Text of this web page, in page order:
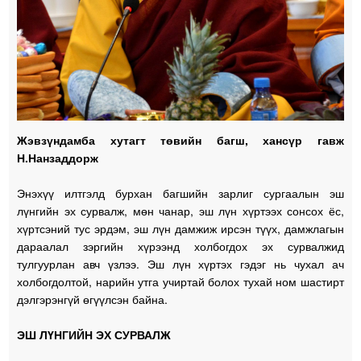
Жэвзүндамба хутагт төвийн багш, хансүр гавж
Н.Нанзаддорж
Энэхүү илтгэлд бурхан багшийн зарлиг сургаалын эш
лүнгийн эх сурвалж, мөн чанар, эш лүн хүртээх сонсох ёс,
хүртсэний тус эрдэм, эш лүн дамжиж ирсэн түүх, дамжлагын
дараалал зэргийн хүрээнд холбогдох эх сурвалжид
тулгуурлан авч үзлээ. Эш лүн хүртэх гэдэг нь чухал ач
холбогдолтой, нарийн утга учиртай болох тухай ном шастирт
дэлгэрэнгүй өгүүлсэн байна.
ЭШ ЛҮНГИЙН ЭХ СУРВАЛЖ